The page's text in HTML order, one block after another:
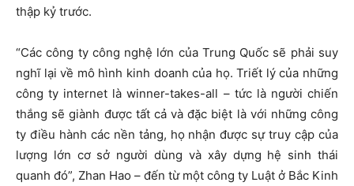
thập kỷ trước.
“Các công ty công nghệ lớn của Trung Quốc sẽ phải suy
nghĩ lại về mô hình kinh doanh của họ. Triết lý của những
công ty internet là winner-takes-all – tức là người chiến
thắng sẽ giành được tất cả và đặc biệt là với những công
ty điều hành các nền tảng, họ nhận được sự truy cập của
lượng lớn cơ sở người dùng và xây dựng hệ sinh thái
quanh đó”, Zhan Hao – đến từ một công ty Luật ở Bắc Kinh